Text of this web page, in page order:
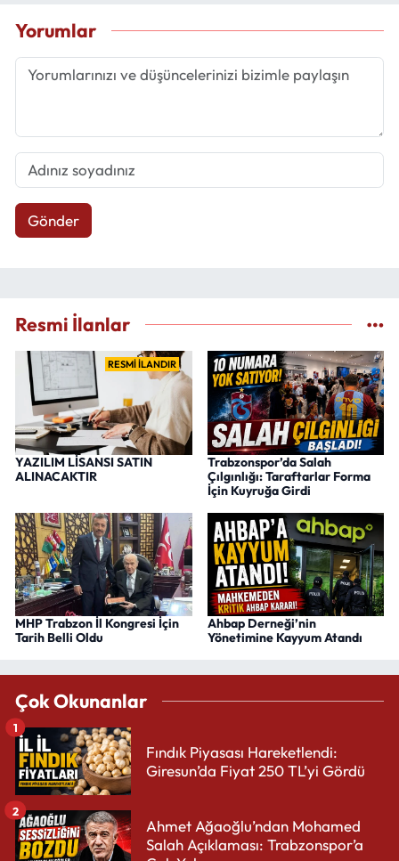
Yorumlar
Gönder
Resmi İlanlar
RESMİ İLANDIR
YAZILIM LİSANSI SATIN
ALINACAKTIR
Trabzonspor’da Salah
Çılgınlığı: Taraftarlar Forma
İçin Kuyruğa Girdi
MHP Trabzon İl Kongresi İçin
Tarih Belli Oldu
Ahbap Derneği’nin
Yönetimine Kayyum Atandı
Çok Okunanlar
Fındık Piyasası Hareketlendi:
Giresun’da Fiyat 250 TL’yi Gördü
1
Ahmet Ağaoğlu’ndan Mohamed
Salah Açıklaması: Trabzonspor’a
2